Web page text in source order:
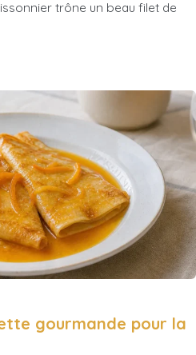
trône un beau filet de
gourmande pour la